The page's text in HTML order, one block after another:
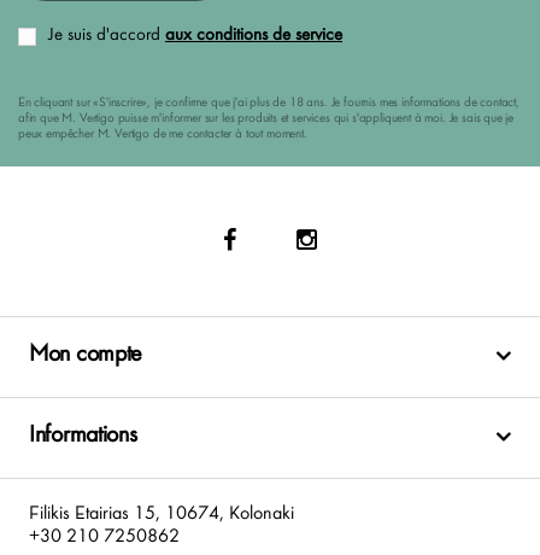
Je suis d'accord aux conditions de service
En cliquant sur «S'inscrire», je confirme que j'ai plus de 18 ans. Je fournis mes informations de contact,
afin que M. Vertigo puisse m'informer sur les produits et services qui s'appliquent à moi. Je sais que je
peux empêcher M. Vertigo de me contacter à tout moment.
Mon compte
Informations
Filikis Etairias 15, 10674, Kolonaki
+30 210 7250862